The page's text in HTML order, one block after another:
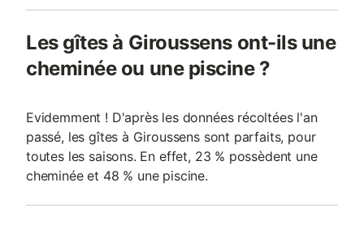
Les gîtes à Giroussens ont-ils une
cheminée ou une piscine ?
Evidemment ! D'après les données récoltées l'an
passé, les gîtes à Giroussens sont parfaits, pour
toutes les saisons. En effet, 23 % possèdent une
cheminée et 48 % une piscine.